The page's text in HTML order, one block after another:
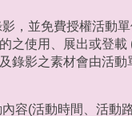
，並免費授權活動
之使用、展出或登
錄影之素材會由活
容(活動時間、活動